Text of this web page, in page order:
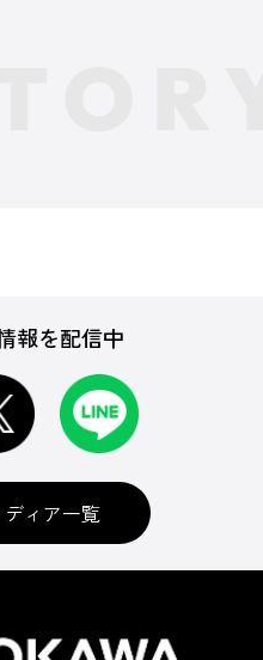
報を配信中
ィア一覧